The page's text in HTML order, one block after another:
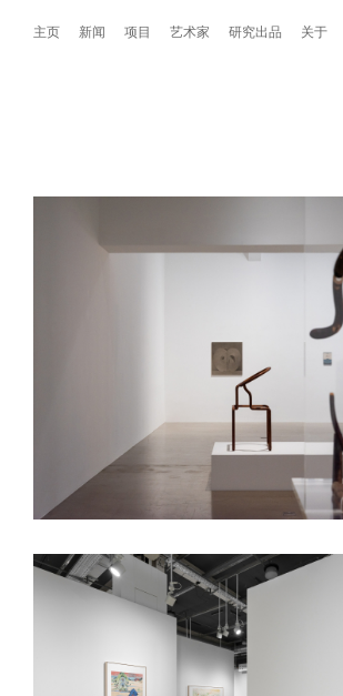
主页 新闻 项目 艺术家 研究出品 关于